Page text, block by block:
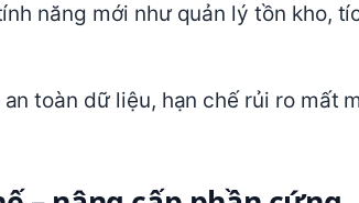
năng mới như quản lý tồn kho,
toàn dữ liệu, hạn chế rủi ro mất